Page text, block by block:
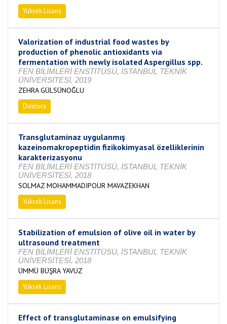
Yüksek Lisans
Valorization of industrial food wastes by
production of phenolic antioxidants via
fermentation with newly isolated Aspergillus spp.
FEN BİLİMLERİ ENSTİTÜSÜ, İSTANBUL TEKNİK
ÜNİVERSİTESİ, 2019
ZEHRA GÜLSÜNOĞLU
Doktora
Transglutaminaz uygulanmış
kazeinomakropeptidin fizikokimyasal özelliklerinin
karakterizasyonu
FEN BİLİMLERİ ENSTİTÜSÜ, İSTANBUL TEKNİK
ÜNİVERSİTESİ, 2018
SOLMAZ MOHAMMADIPOUR MAVAZEKHAN
Yüksek Lisans
Stabilization of emulsion of olive oil in water by
ultrasound treatment
FEN BİLİMLERİ ENSTİTÜSÜ, İSTANBUL TEKNİK
ÜNİVERSİTESİ, 2018
ÜMMÜ BÜŞRA YAVUZ
Yüksek Lisans
Effect of transglutaminase on emulsifying